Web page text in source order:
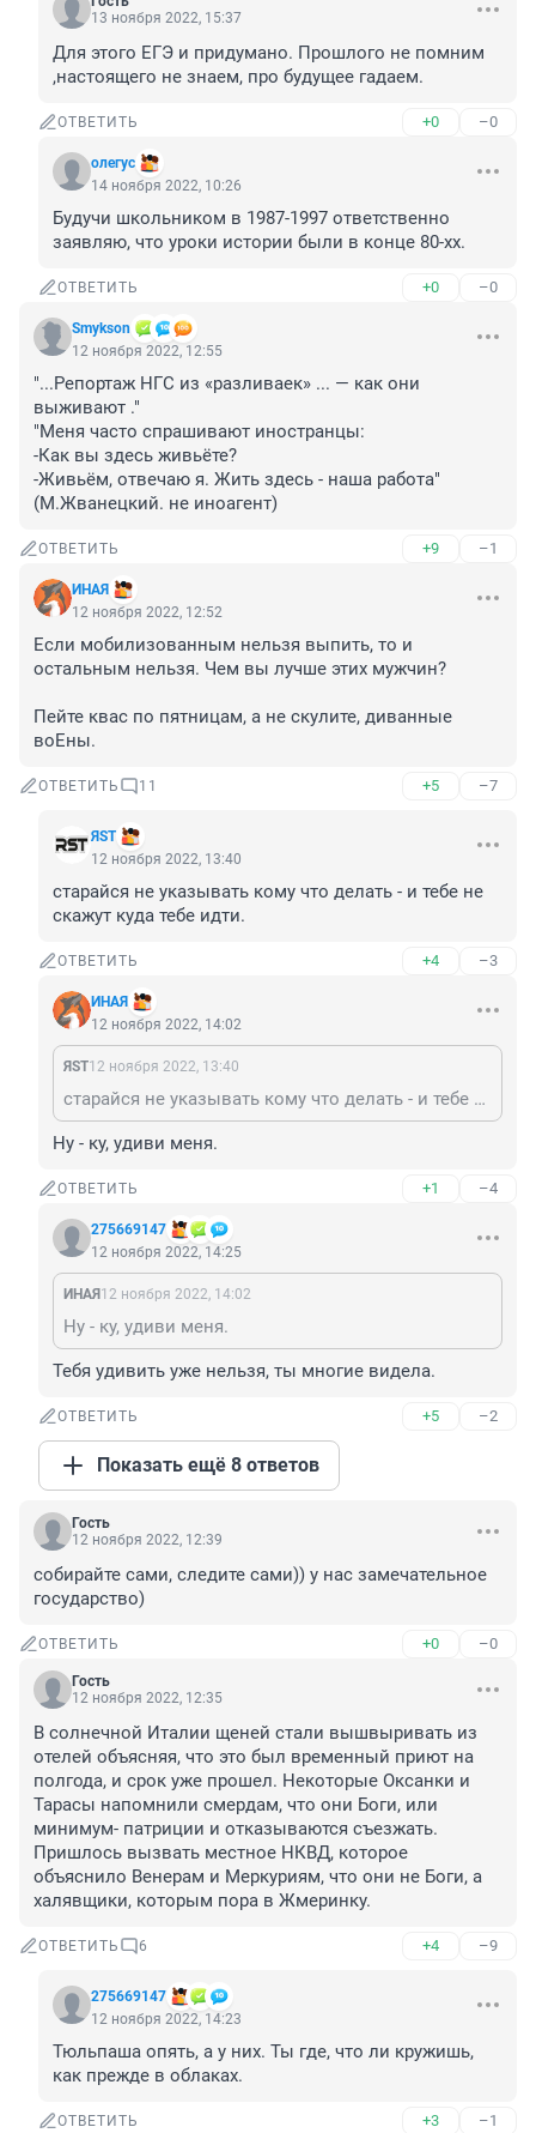
13 ноября 2022, 15:37
Для этого ЕГЭ и придумано. Прошлого не помним
,настоящего не знаем, про будущее гадаем.
ОТВЕТИТЬ +0 –0
олегус
14 ноября 2022, 10:26
Будучи школьником в 1987-1997 ответственно
заявляю, что уроки истории были в конце 80-хх.
ОТВЕТИТЬ +0 –0
Smykson
12 ноября 2022, 12:55
"...Репортаж НГС из «разливаек» ... — как они
выживают ."
"Меня часто спрашивают иностранцы:
-Как вы здесь живьёте?
-Живьём, отвечаю я. Жить здесь - наша работа"
(М.Жванецкий. не иноагент)
ОТВЕТИТЬ +9 –1
ИНАЯ
12 ноября 2022, 12:52
Если мобилизованным нельзя выпить, то и
остальным нельзя. Чем вы лучше этих мужчин?
Пейте квас по пятницам, а не скулите, диванные
воЕны.
ОТВЕТИТЬ 11 +5 –7
ЯST
12 ноября 2022, 13:40
старайся не указывать кому что делать - и тебе не
скажут куда тебе идти.
ОТВЕТИТЬ +4 –3
ИНАЯ
12 ноября 2022, 14:02
ЯST12 ноября 2022, 13:40
старайся не указывать кому что делать - и тебе не скажут куда тебе идти.
Ну - ку, удиви меня.
ОТВЕТИТЬ +1 –4
275669147
12 ноября 2022, 14:25
ИНАЯ 12 ноября 2022, 14:02
Ну - ку, удиви меня.
Тебя удивить уже нельзя, ты многие видела.
ОТВЕТИТЬ +5 –2
Показать ещё 8 ответов
Гость
12 ноября 2022, 12:39
собирайте сами, следите сами)) у нас замечательное
государство)
ОТВЕТИТЬ +0 –0
Гость
12 ноября 2022, 12:35
В солнечной Италии щеней стали вышвыривать из
отелей объясняя, что это был временный приют на
полгода, и срок уже прошел. Некоторые Оксанки и
Тарасы напомнили смердам, что они Боги, или
минимум- патриции и отказываются съезжать.
Пришлось вызвать местное НКВД, которое
объяснило Венерам и Меркуриям, что они не Боги, а
халявщики, которым пора в Жмеринку.
ОТВЕТИТЬ 6 +4 –9
275669147
12 ноября 2022, 14:23
Тюльпаша опять, а у них. Ты где, что ли кружишь,
как прежде в облаках.
ОТВЕТИТЬ +3 –1